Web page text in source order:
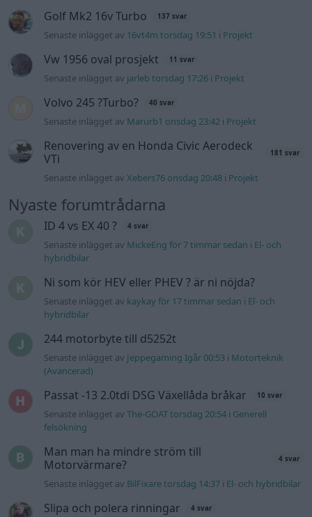
Golf Mk2 16v Turbo 137 svar
Senaste inlägget av 16vt4m torsdag 19:51 i Projekt
Vw 1956 oval prosjekt 11 svar
Senaste inlägget av jarleb torsdag 17:26 i Projekt
Volvo 245 ?Turbo? 40 svar
Senaste inlägget av Marurb1 onsdag 23:42 i Projekt
Renovering av en Honda Civic Aerodeck
VTi
181 svar
Senaste inlägget avXebers76 onsdag 20:48 i Projekt
Nyaste forumtrådarna
ID 4 vs EX 40 ? 4 svar
Senaste inlägget av MickeEng för 7 timmar sedan i El- och
hybridbilar
Ni som kör HEV eller PHEV ? är ni nöjda?
Senaste inlägget av kaykay för 17 timmar sedan i El- och
hybridbilar
244 motorbyte till d5252t
Senaste inlägget av Jeppegaming Igår 00:53 i Motorteknik
(Avancerad)
Passat -13 2.0tdi DSG Växellåda bråkar 10 svar
Senaste inlägget avThe-GOAT torsdag 20:54 i Generell
felsökning
Man man ha mindre ström till
Motorvärmare?
4 svar
Senaste inlägget av BilFixare torsdag 14:37 i El- och hybridbilar
Slipa och polera rinningar 4 svar